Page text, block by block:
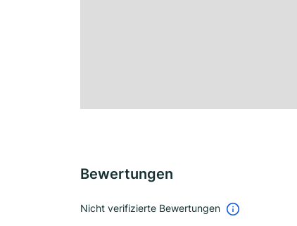
Bewertungen
Nicht verifizierte Bewertungen